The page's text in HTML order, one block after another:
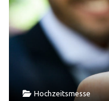
Hochzeitsmesse